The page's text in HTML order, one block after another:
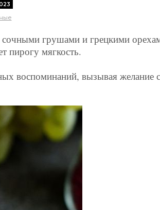
грушами и грецкими
пирогу мягкость.
воспоминаний, вызывая желание